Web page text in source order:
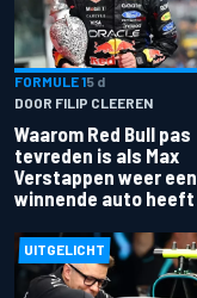
FORMULE 15 d
DOOR FILIP CLEEREN
Waarom Red Bull pas
tevreden is als Max
Verstappen weer een
winnende auto heeft
UITGELICHT